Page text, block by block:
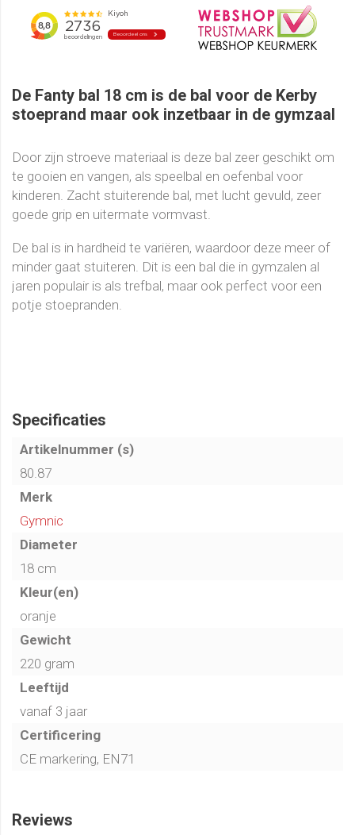
De Fanty bal 18 cm is de bal voor de Kerby
stoeprand maar ook inzetbaar in de gymzaal
Door zijn stroeve materiaal is deze bal zeer geschikt om
te gooien en vangen, als speelbal en oefenbal voor
kinderen. Zacht stuiterende bal, met lucht gevuld, zeer
goede grip en uitermate vormvast.
De bal is in hardheid te variëren, waardoor deze meer of
minder gaat stuiteren. Dit is een bal die in gymzalen al
jaren populair is als trefbal, maar ook perfect voor een
potje stoepranden.
Specificaties
Artikelnummer (s)
80.87
Merk
Gymnic
Diameter
18 cm
Kleur(en)
oranje
Gewicht
220 gram
Leeftijd
vanaf 3 jaar
Certificering
CE markering, EN71
Reviews